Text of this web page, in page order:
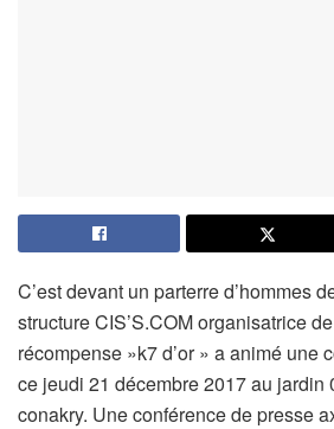
C’est devant un parterre d’hommes
structure CIS’S.COM organisatrice
récompense »k7 d’or » a animé une
ce jeudi 21 décembre 2017 au jardin
conakry. Une conférence de presse